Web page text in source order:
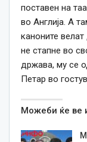
поставен на
во Англија. А
каноните
не стапне во
држава, му се
Петар во
Можеби ќе ве